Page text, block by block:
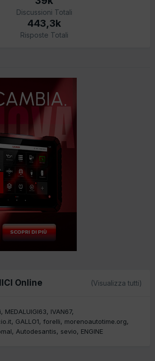
Discussioni Totali
443,3k
Risposte Totali
Online (Visualizza tutti)
MEDALUIGI63
IVAN67
GALLO1 forelli
morenoautotime.org
Autodesantis sevio ENGINE